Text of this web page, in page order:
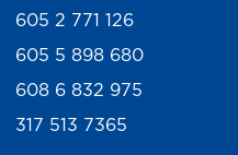
605 2 771 126
605 5 898 680
608 6 832 975
317 513 7365